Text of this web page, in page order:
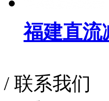
福建直流
/ 联系我们